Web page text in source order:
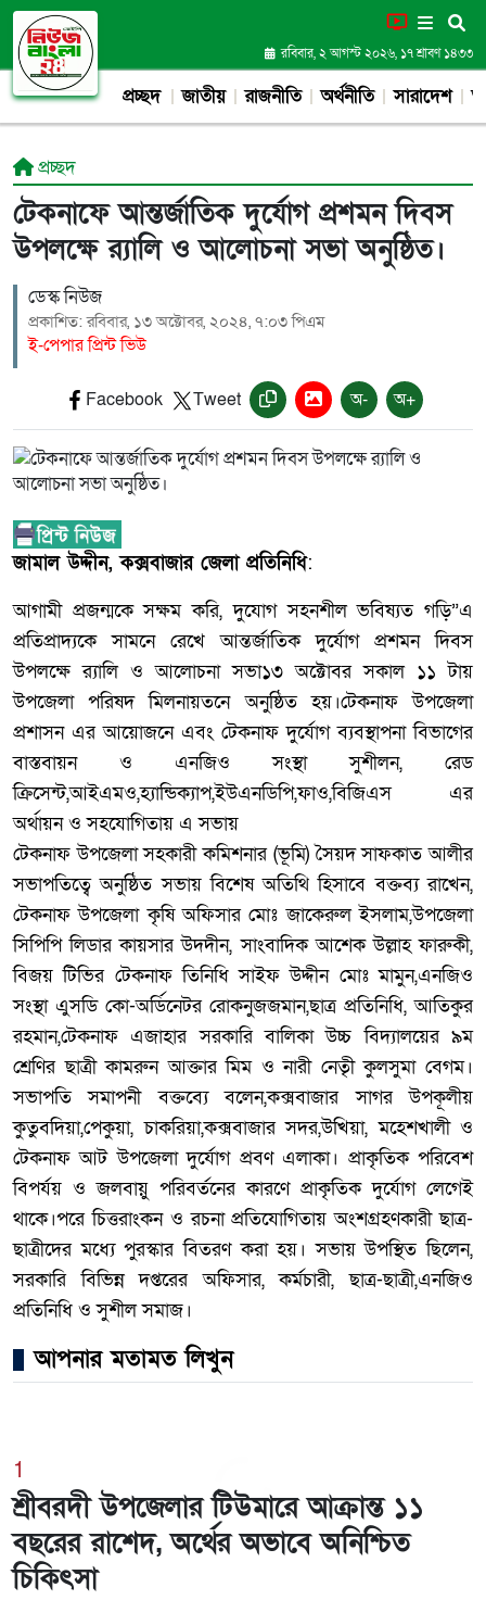
রবিবার, ২ আগস্ট ২০২৬, ১৭ শ্রাবণ ১৪৩৩
প্রচ্ছদ জাতীয় রাজনীতি অর্থনীতি সারাদেশ
প্রচ্ছদ
টেকনাফে আন্তর্জাতিক দুর্যোগ প্রশমন দিবস
উপলক্ষে র‍্যালি ও আলোচনা সভা অনুষ্ঠিত।
ডেস্ক নিউজ
প্রকাশিত: রবিবার, ১৩ অক্টোবর, ২০২৪, ৭:০৩ পিএম
ই-পেপার প্রিন্ট ভিউ
Facebook Tweet অ- অ+
জামাল উদ্দীন, কক্সবাজার জেলা প্রতিনিধি:
আগামী প্রজন্মকে সক্ষম করি, দুযোগ সহনশীল ভবিষ্যত গড়ি”এ
প্রতিপ্রাদ্যকে সামনে রেখে আন্তর্জাতিক দুর্যোগ প্রশমন দিবস
উপলক্ষে র‍্যালি ও আলোচনা সভা১৩ অক্টোবর সকাল ১১ টায়
উপজেলা পরিষদ মিলনায়তনে অনুষ্ঠিত হয়।টেকনাফ উপজেলা
প্রশাসন এর আয়োজনে এবং টেকনাফ দুর্যোগ ব্যবস্থাপনা বিভাগের
বাস্তবায়ন ও এনজিও সংস্থা সুশীলন, রেড
ক্রিসেন্ট,আইএমও,হ্যান্ডিক্যাপ,ইউএনডিপি,ফাও,বিজিএস এর
অর্থায়ন ও সহযোগিতায় এ সভায়
টেকনাফ উপজেলা সহকারী কমিশনার (ভূমি) সৈয়দ সাফকাত আলীর
সভাপতিত্বে অনুষ্ঠিত সভায় বিশেষ অতিথি হিসাবে বক্তব্য রাখেন,
টেকনাফ উপজেলা কৃষি অফিসার মোঃ জাকেরুল ইসলাম,উপজেলা
সিপিপি লিডার কায়সার উদদীন, সাংবাদিক আশেক উল্লাহ ফারুকী,
বিজয় টিভির টেকনাফ তিনিধি সাইফ উদ্দীন মোঃ মামুন,এনজিও
সংস্থা এুসডি কো-অর্ডিনেটর রোকনুজজমান,ছাত্র প্রতিনিধি, আতিকুর
রহমান,টেকনাফ এজাহার সরকারি বালিকা উচ্চ বিদ্যালয়ের ৯ম
শ্রেণির ছাত্রী কামরুন আক্তার মিম ও নারী নেতৃী কুলসুমা বেগম।
সভাপতি সমাপনী বক্তব্যে বলেন,কক্সবাজার সাগর উপকূলীয়
কুতুবদিয়া,পেকুয়া, চাকরিয়া,কক্সবাজার সদর,উখিয়া, মহেশখালী ও
টেকনাফ আট উপজেলা দুর্যোগ প্রবণ এলাকা। প্রাকৃতিক পরিবেশ
বিপর্যয় ও জলবায়ু পরিবর্তনের কারণে প্রাকৃতিক দুর্যোগ লেগেই
থাকে।পরে চিত্তরাংকন ও রচনা প্রতিযোগিতায় অংশগ্রহণকারী ছাত্র-
ছাত্রীদের মধ্যে পুরস্কার বিতরণ করা হয়। সভায় উপস্থিত ছিলেন,
সরকারি বিভিন্ন দপ্তরের অফিসার, কর্মচারী, ছাত্র-ছাত্রী,এনজিও
প্রতিনিধি ও সুশীল সমাজ।
আপনার মতামত লিখুন
1
শ্রীবরদী উপজেলার টিউমারে আক্রান্ত ১১
বছরের রাশেদ, অর্থের অভাবে অনিশ্চিত
চিকিৎসা